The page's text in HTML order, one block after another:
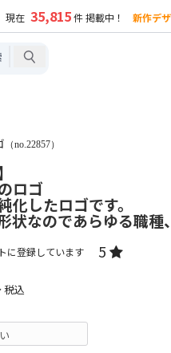
現在 35,815件 掲載中！ 新作デ
（no.22857）
ロゴ
化したロゴです。
状なのであらゆる職種
に登録しています 5
税込